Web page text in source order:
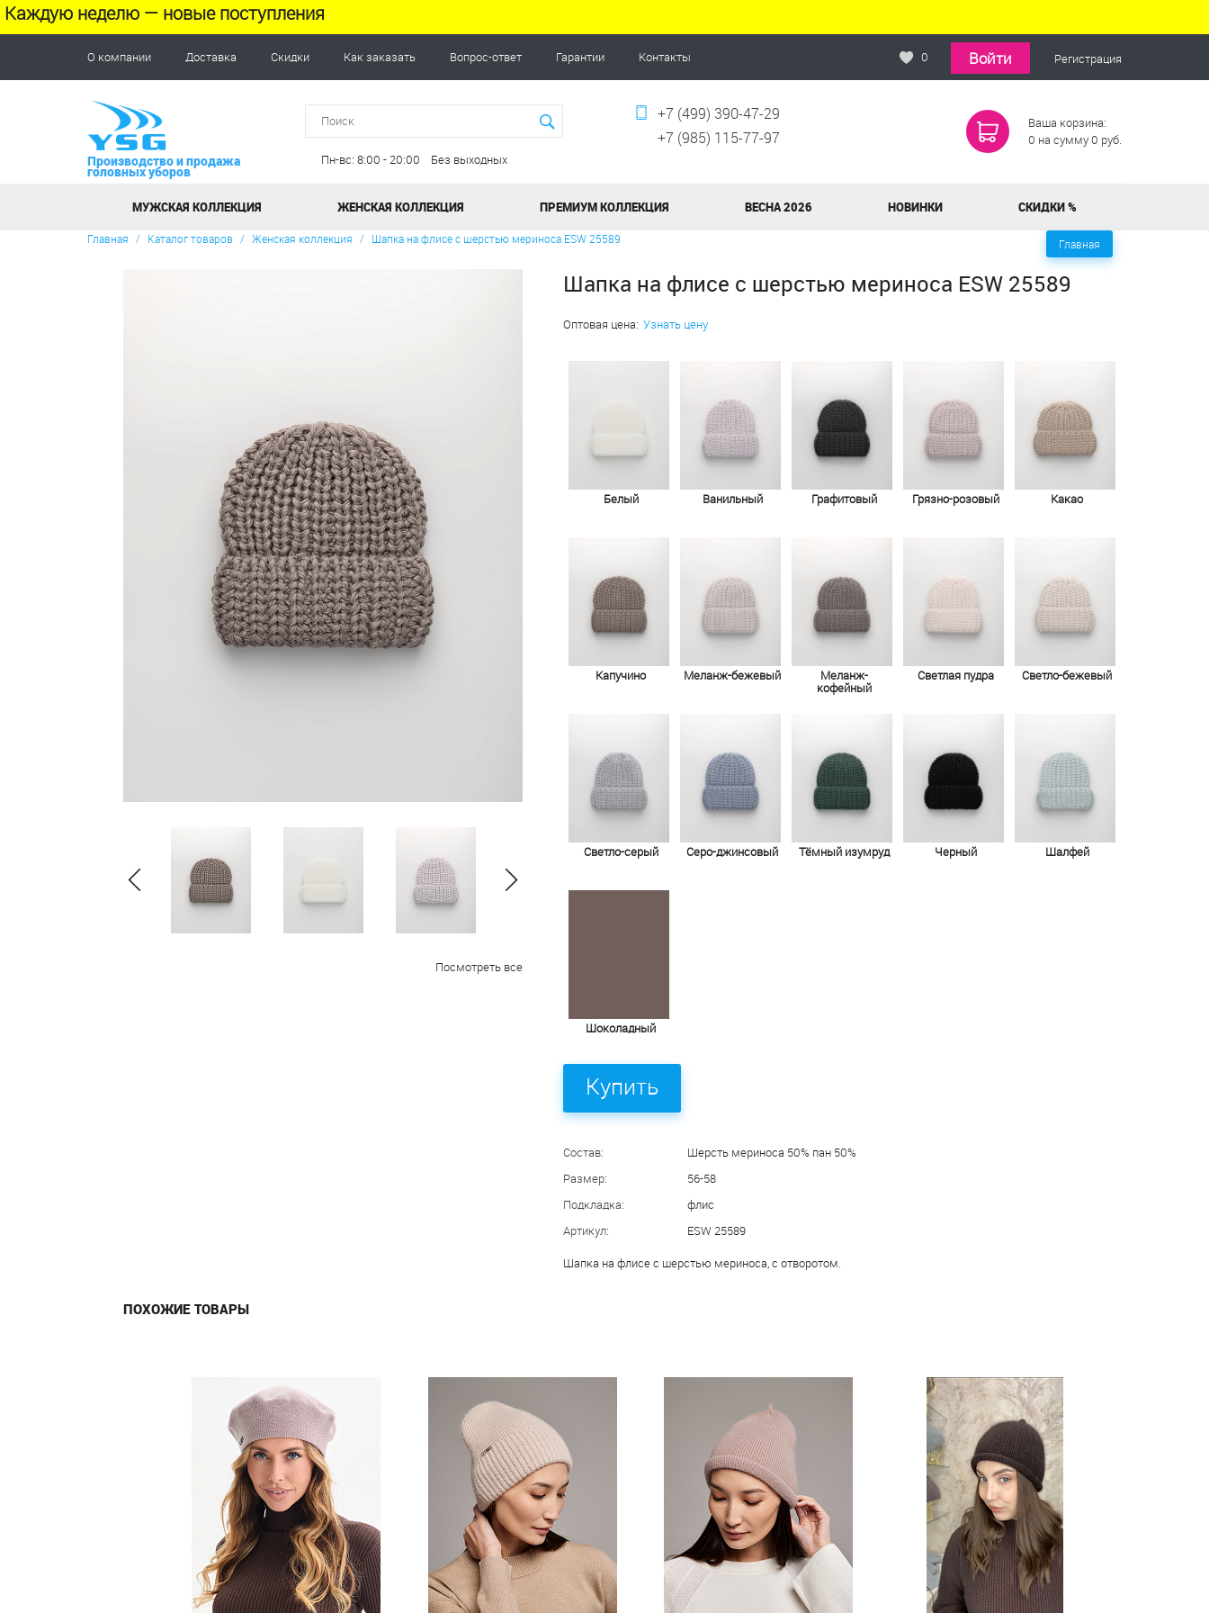
Каждую неделю — новые поступления
О компании Доставка Скидки Как заказать Вопрос-ответ Гарантии Контакты Войти Регистрация
0
Производство и продажа
головных уборов
Пн-вс: 8:00 - 20:00 Без выходных
+7 (499) 390-47-29
+7 (985) 115-77-97
Ваша корзина:
0 на сумму0 руб.
МУЖСКАЯ КОЛЛЕКЦИЯ ЖЕНСКАЯ КОЛЛЕКЦИЯ ПРЕМИУМ КОЛЛЕКЦИЯ ВЕСНА 2026 НОВИНКИ СКИДКИ %
Главная / Каталог товаров / Женская коллекция / Шапка на флисе с шерстью мериноса ESW 25589 Главная
Посмотреть все
Шапка на флисе с шерстью мериноса ESW 25589
Оптовая цена: Узнать цену
Белый Ванильный Графитовый Грязно-розовый Какао
Капучино Меланж-бежевый Меланж-
кофейный
Светлая пудра Светло-бежевый
Светло-серый Серо-джинсовый Тёмный изумруд Черный Шалфей
Шоколадный
Купить
Состав:
Шерсть мериноса 50% пан 50%
Размер:
56-58
Подкладка:
флис
Артикул:
ESW 25589
Шапка на флисе с шерстью мериноса, с отворотом.
ПОХОЖИЕ ТОВАРЫ